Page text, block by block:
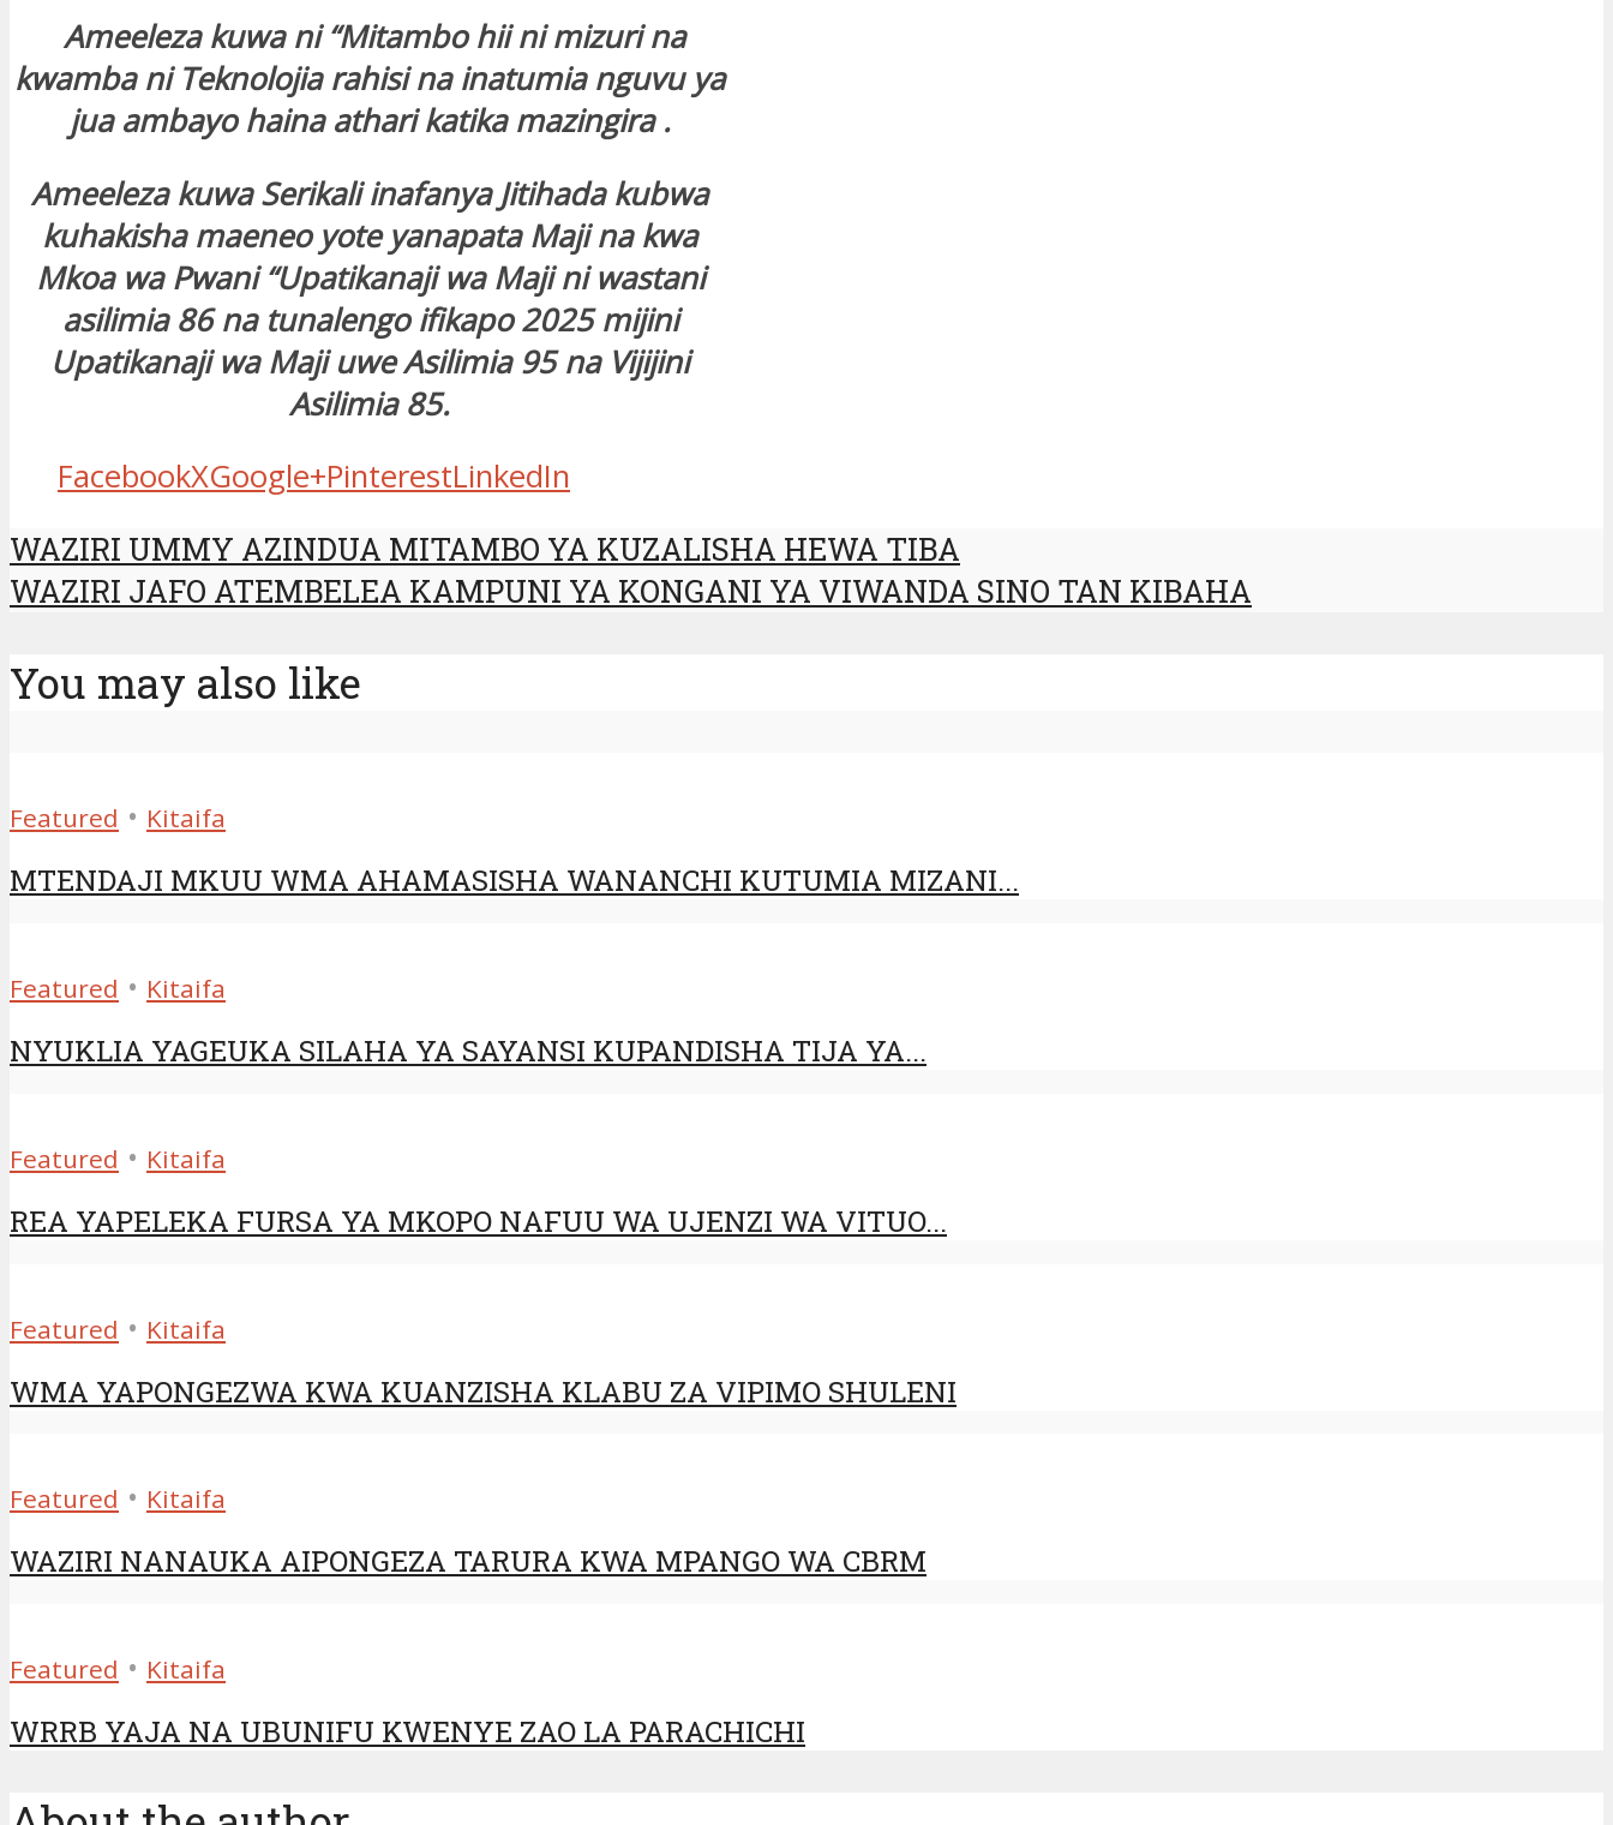
Ameeleza kuwa ni “Mitambo hii ni mizuri na
kwamba ni Teknolojia rahisi na inatumia nguvu ya
jua ambayo haina athari katika mazingira .
Ameeleza kuwa Serikali inafanya Jitihada kubwa
kuhakisha maeneo yote yanapata Maji na kwa
Mkoa wa Pwani “Upatikanaji wa Maji ni wastani
asilimia 86 na tunalengo ifikapo 2025 mijini
Upatikanaji wa Maji uwe Asilimia 95 na Vijijini
Asilimia 85.
FacebookXGoogle+PinterestLinkedIn
WAZIRI UMMY AZINDUA MITAMBO YA KUZALISHA HEWA TIBA
WAZIRI JAFO ATEMBELEA KAMPUNI YA KONGANI YA VIWANDA SINO TAN KIBAHA
You may also like
Featured • Kitaifa
MTENDAJI MKUU WMA AHAMASISHA WANANCHI KUTUMIA MIZANI...
Featured • Kitaifa
NYUKLIA YAGEUKA SILAHA YA SAYANSI KUPANDISHA TIJA YA...
Featured • Kitaifa
REA YAPELEKA FURSA YA MKOPO NAFUU WA UJENZI WA VITUO...
Featured • Kitaifa
WMA YAPONGEZWA KWA KUANZISHA KLABU ZA VIPIMO SHULENI
Featured • Kitaifa
WAZIRI NANAUKA AIPONGEZA TARURA KWA MPANGO WA CBRM
Featured • Kitaifa
WRRB YAJA NA UBUNIFU KWENYE ZAO LA PARACHICHI